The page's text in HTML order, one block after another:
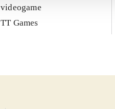
videogame
TT Games